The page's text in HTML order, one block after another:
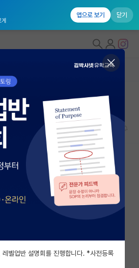
앱으로 보기 닫기
랩)
레벨업반 설명회를 진행합니다. *사전등록